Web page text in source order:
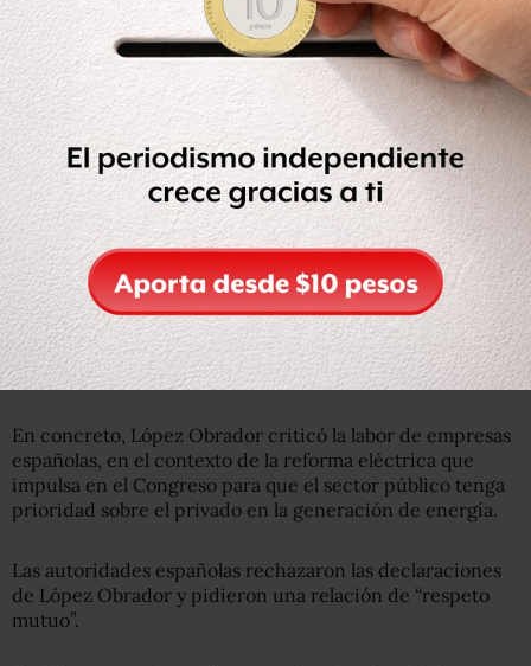
El hecho de que López Obrador lo nominara como
embajador de México en España causó polémica, tanto
por el hecho de que fue parte del PRI como por reclamos
que el presidente dirigió contra autoridades y empresas
españolas.
Durante las primeras semanas del año, López Obrador
dijo que Méxicodebería poner “en pausa” su relación con
Españay que el país europeo debería ofrecer disculpas
por el “saqueo” que algunas de sus compañías —acusó—
han hecho en territorio mexicano.
En concreto, López Obrador criticó la labor de empresas
españolas, en el contexto de la reforma eléctrica que
impulsa en el Congreso para que el sector público tenga
prioridad sobre el privado en la generación de energía.
Las autoridades españolas rechazaron las declaraciones
de López Obrador y pidieron una relación de “respeto
mutuo”.